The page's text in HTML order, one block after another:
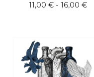
11,00 €- 16,00 €